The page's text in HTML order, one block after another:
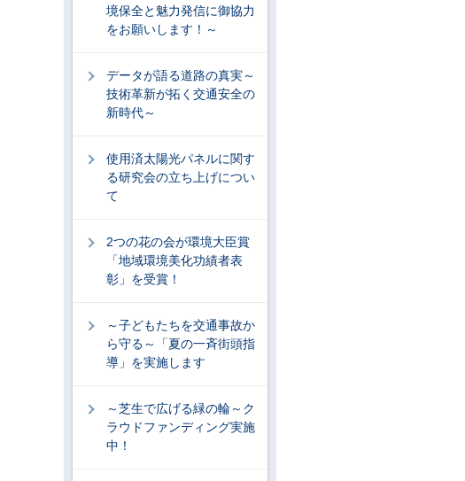
境保全と魅力発信に御協力
をお願いします！～
データが語る道路の真実～
技術革新が拓く交通安全の
新時代～
使用済太陽光パネルに関す
る研究会の立ち上げについ
て
2つの花の会が環境大臣賞
「地域環境美化功績者表
彰」を受賞！
～子どもたちを交通事故か
ら守る～「夏の一斉街頭指
導」を実施します
～芝生で広げる緑の輪～ク
ラウドファンディング実施
中！